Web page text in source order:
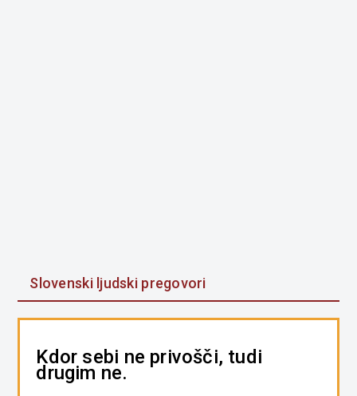
Slovenski ljudski pregovori
Kdor sebi ne privošči, tudi
drugim ne.